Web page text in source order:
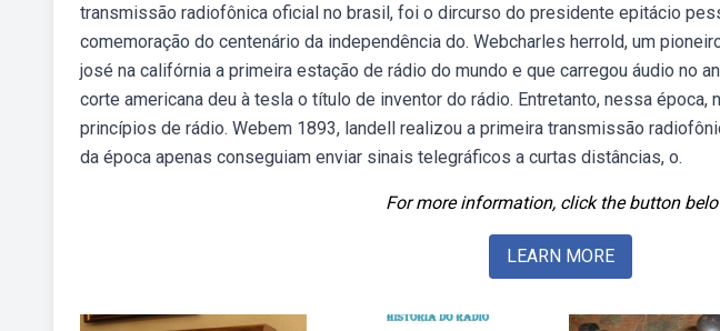
transmissão radiofônica oficial no brasil, foi o dircurso do presidente epitácio
comemoração do centenário da independência do. Webcharles herrold, um
josé na califórnia a primeira estação de rádio do mundo e que carregou áudio no
corte americana deu à tesla o título de inventor do rádio. Entretanto, nessa
princípios de rádio. Webem 1893, landell realizou a primeira transmissão
da época apenas conseguiam enviar sinais telegráficos a curtas distâncias, o.
For more information, click the button
LEARN MORE